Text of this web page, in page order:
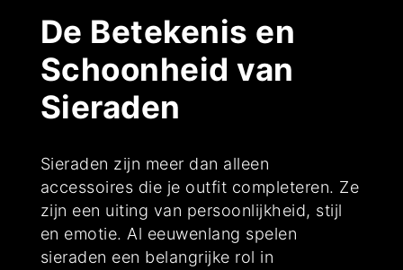
De Betekenis en
Schoonheid van
Sieraden
Sieraden zijn meer dan alleen
accessoires die je outfit completeren. Ze
zijn een uiting van persoonlijkheid, stijl
en emotie. Al eeuwenlang spelen
sieraden een belangrijke rol in